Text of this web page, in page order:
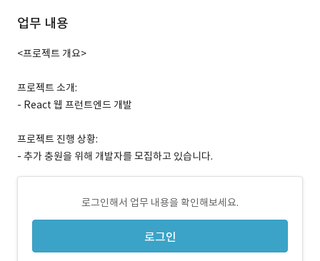
업무 내용
<프로젝트 개요>
프로젝트 소개:
- React 웹 프런트엔드 개발
프로젝트 진행 상황:
- 추가 충원을 위해 개발자를 모집하고 있습니다.
로그인해서 업무 내용을 확인해보세요.
로그인